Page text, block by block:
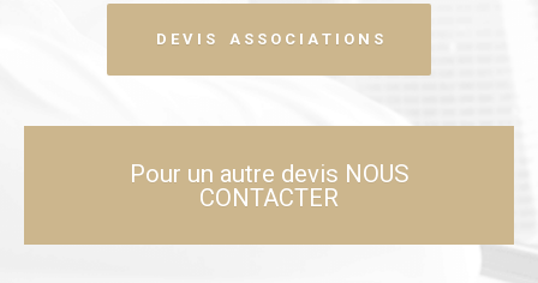
D E V I S A S S O C I A T I O N S
Pour un autre devis NOUS
CONTACTER